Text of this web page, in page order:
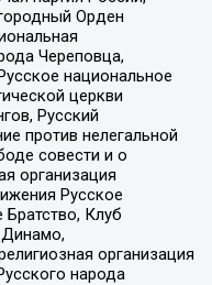
Орден
Череповца,
национальное
церкви
Русский
против нелегальной
совести и о
организация
Русское
Клуб
организация
народа